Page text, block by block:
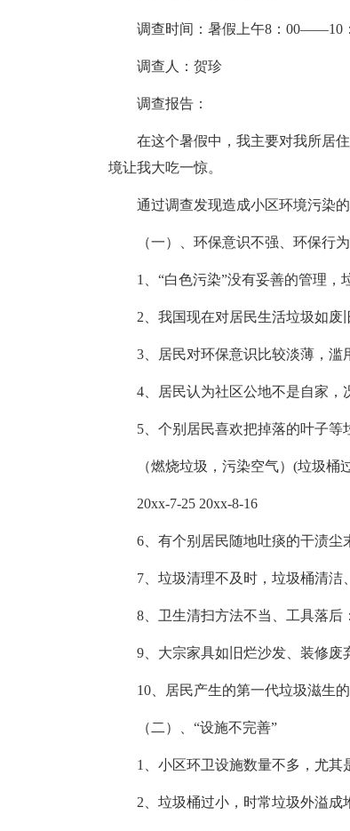
调查时间：暑假上午8：00——10
调查人：贺珍
调查报告：
在这个暑假中，我主要对我所居住
境让我大吃一惊。
通过调查发现造成小区环境污染的
（一）、环保意识不强、环保行
1、“白色污染”没有妥善的管理，垃
2、我国现在对居民生活垃圾如废
3、居民对环保意识比较淡薄，滥
4、居民认为社区公地不是自家，
5、个别居民喜欢把掉落的叶子等
（燃烧垃圾，污染空气）(垃圾桶
20xx-7-25 20xx-8-16
6、有个别居民随地吐痰的干渍尘
7、垃圾清理不及时，垃圾桶清洁
8、卫生清扫方法不当、工具落后
9、大宗家具如旧烂沙发、装修废
10、居民产生的第一代垃圾滋生的
（二）、“设施不完善”
1、小区环卫设施数量不多，尤其
2、垃圾桶过小，时常垃圾外溢成